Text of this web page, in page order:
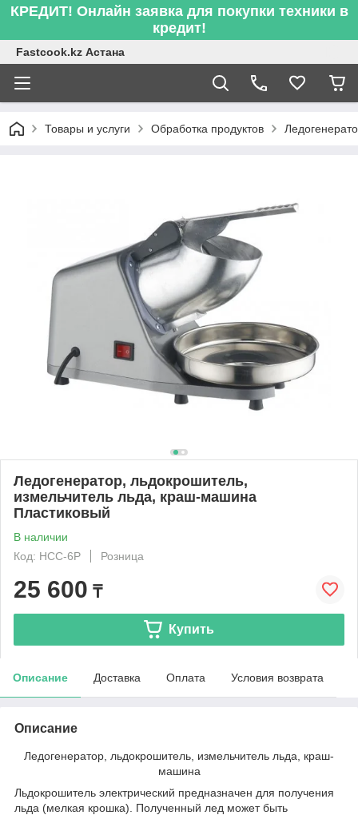
КРЕДИТ! Онлайн заявка для покупки техники в
кредит!
Fastcook.kz Астана
Товары и услуги Обработка продуктов
Ледогенератор, льдокрошитель,
измельчитель льда, краш-машина
Пластиковый
В наличии
Код: HCC-6P
Розница
25 600 ₸
Купить
Описание Доставка Оплата Условия возврата
Описание
Ледогенератор, льдокрошитель, измельчитель льда, краш-
машина
Льдокрошитель электрический предназначен для получения
льда (мелкая крошка). Полученный лед может быть